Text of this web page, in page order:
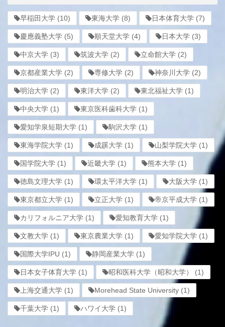
早稲田大学 (10) 東海大学 (8) 日本体育大学 (7)
慶應義塾大学 (5) 順天堂大学 (4) 日本大学 (3)
中京大学 (3) 筑波大学 (2) 立命館大学 (2)
京都産業大学 (2) 専修大学 (2) 神奈川大学 (2)
明治大学 (2) 東洋大学 (2) 東北福祉大学 (1)
中央大学 (1) 東京医科歯科大学 (1)
愛知学泉短期大学 (1) 駒沢大学 (1)
東海学院大学 (1) 成蹊大学 (1) 山梨学院大学 (1)
国学院大学 (1) 近畿大学 (1) 熊本大学 (1)
徳島文理大学 (1) 環太平洋大学 (1) 大阪大学 (1)
東京都立大学 (1) 立正大学 (1) 帝京平成大学 (1)
カリフォルニア大学 (1) 愛知教育大学 (1)
文教大学 (1) 東京農業大学 (1) 愛知学院大学 (1)
国際大学IPU (1) 静岡産業大学 (1)
日本女子体育大学 (1) 昭和医科大学（昭和大学） (1)
上海交通大学 (1) Morehead State University (1)
千葉大学 (1) ハワイ大学 (1)